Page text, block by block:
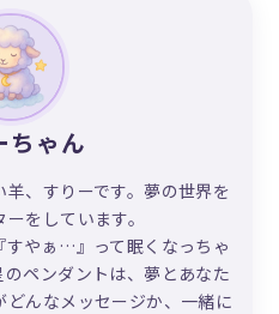
ちゃん
、すりーです。夢の世界を
をしています。
すやぁ…』って眠くなっちゃ
ペンダントは、夢とあなた
んなメッセージか、一緒に